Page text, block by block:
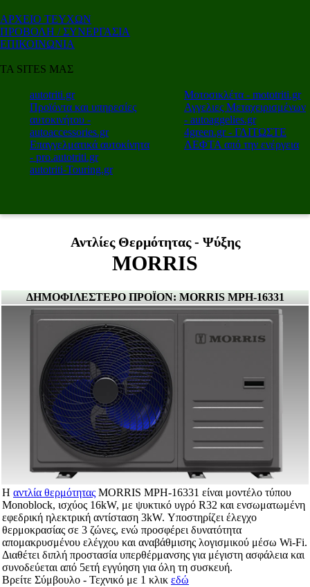
ΑΡΧΕΙΟ ΤΕΥΧΩΝ
ΠΡΟΒΟΛΗ / ΣΥΝΕΡΓΑΣΙΑ
ΕΠΙΚΟΙΝΩΝΙΑ
ΤΑ SITES ΜΑΣ
autotriti.gr
Προϊόντα και υπηρεσίες
αυτοκινήτου -
autoaccessories.gr
Επαγγελματικά αυτοκίνητα
- pro.autotriti.gr
autotriti-Touring.gr
Μοτοσικλέτα - mototriti.gr
Αγγελιες Μεταχειρισμένων
- autoaggelies.gr
4green.gr - ΓΛΙΤΩΣΤΕ
ΛΕΦΤΑ από την ενέργεια
Αντλίες Θερμότητας - Ψύξης
MORRIS
ΔΗΜΟΦΙΛΕΣΤΕΡΟ ΠΡΟΪΟΝ: MORRIS MPH-16331
Η αντλία θερμότητας MORRIS MPH-16331 είναι μοντέλο τύπου
Monoblock, ισχύος 16kW, με ψυκτικό υγρό R32 και ενσωματωμένη
εφεδρική ηλεκτρική αντίσταση 3kW. Υποστηρίζει έλεγχο
θερμοκρασίας σε 3 ζώνες, ενώ προσφέρει δυνατότητα
απομακρυσμένου ελέγχου και αναβάθμισης λογισμικού μέσω Wi-Fi.
Διαθέτει διπλή προστασία υπερθέρμανσης για μέγιστη ασφάλεια και
συνοδεύεται από 5ετή εγγύηση για όλη τη συσκευή.
Βρείτε Σύμβουλο - Τεχνικό με 1 κλικ εδώ